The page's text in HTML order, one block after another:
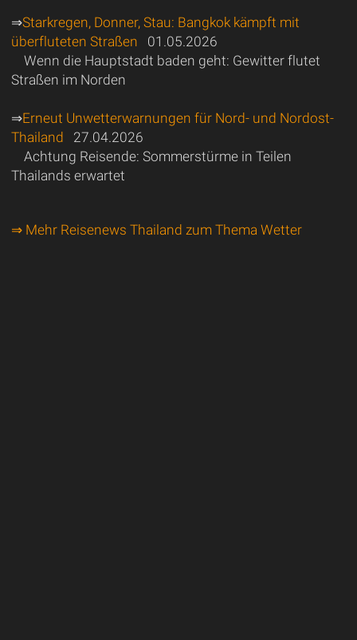
⇒Starkregen, Donner, Stau: Bangkok kämpft mit
überfluteten Straßen 01.05.2026
Wenn die Hauptstadt baden geht: Gewitter flutet
Straßen im Norden
⇒Erneut Unwetterwarnungen für Nord- und Nordost-
Thailand 27.04.2026
Achtung Reisende: Sommerstürme in Teilen
Thailands erwartet
⇒ Mehr Reisenews Thailand zum Thema Wetter